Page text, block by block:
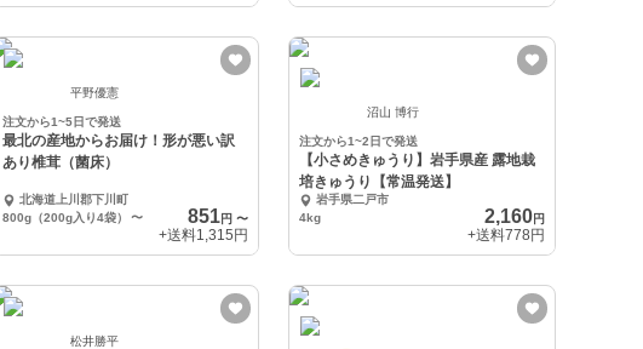
平野優憲
注文から1~5日で発送
最北の産地からお届け！形が悪い訳
あり椎茸（菌床）
北海道上川郡下川町
800g（200g入り4袋）
〜 851円〜
+送料1,315円
沼山 博行
注文から1~2日で発送
【小さめきゅうり】岩手県産 露地栽
培きゅうり【常温発送】
岩手県二戸市
4kg
2,160円
+送料778円
松井勝平